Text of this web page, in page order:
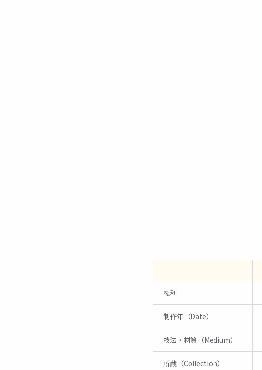
権利
制作年（Date）
技法・材質（Medium）
所蔵（Collection）